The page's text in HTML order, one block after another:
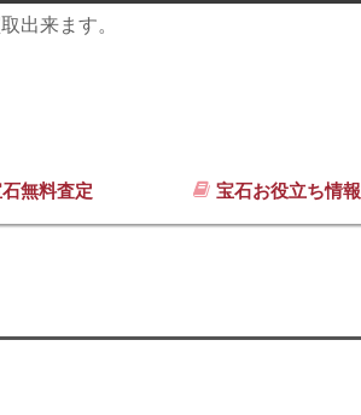
出来ます。
無料査定 宝石お役立ち情報